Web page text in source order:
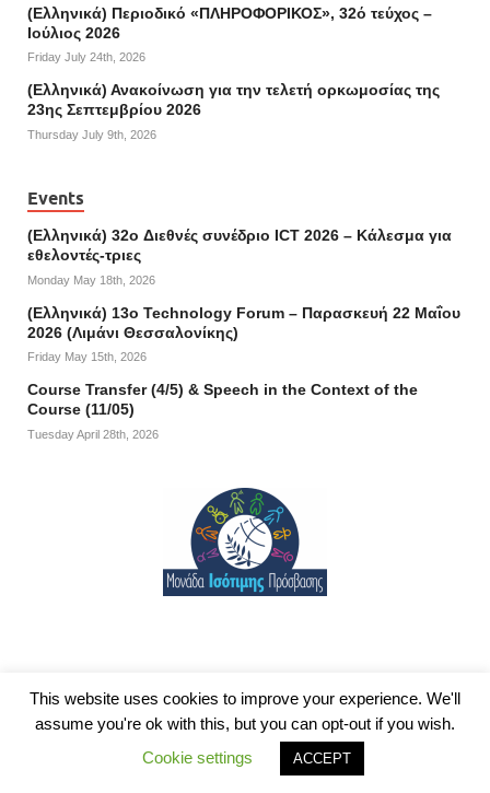
(Ελληνικά) Περιοδικό «ΠΛΗΡΟΦΟΡΙΚΟΣ», 32ό τεύχος –
Ιούλιος 2026
Friday July 24th, 2026
(Ελληνικά) Ανακοίνωση για την τελετή ορκωμοσίας της
23ης Σεπτεμβρίου 2026
Thursday July 9th, 2026
Events
(Ελληνικά) 32o Διεθνές συνέδριο ICT 2026 – Κάλεσμα για
εθελοντές-τριες
Monday May 18th, 2026
(Ελληνικά) 13ο Technology Forum – Παρασκευή 22 Μαΐου
2026 (Λιμάνι Θεσσαλονίκης)
Friday May 15th, 2026
Course Transfer (4/5) & Speech in the Context of the
Course (11/05)
Tuesday April 28th, 2026
Department of Information and Electronic Engineering
This website uses cookies to improve your experience. We'll
assume you're ok with this, but you can opt-out if you wish.
Cookie settings
ACCEPT